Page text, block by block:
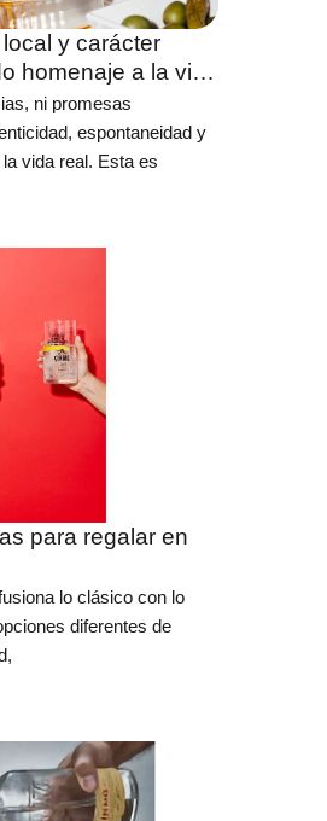
y carácter
a la vida
momentos
ni promesas
espontaneidad y
vida real. Esta es
para regalar en
lo clásico con lo
diferentes de